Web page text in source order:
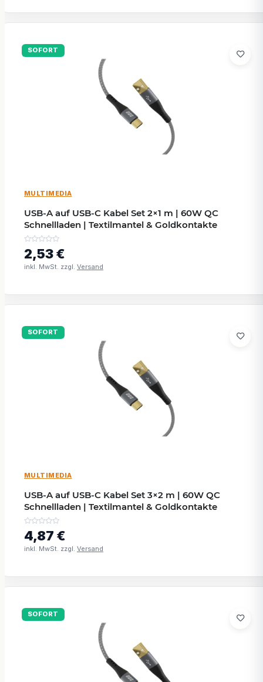
SOFORT
MULTIMEDIA
USB-A auf USB-C Kabel Set 2×1 m | 60W QC
Schnellladen | Textilmantel & Goldkontakte
2,53 €
inkl. MwSt. zzgl. Versand
SOFORT
MULTIMEDIA
USB-A auf USB-C Kabel Set 3×2 m | 60W QC
Schnellladen | Textilmantel & Goldkontakte
4,87 €
inkl. MwSt. zzgl. Versand
SOFORT